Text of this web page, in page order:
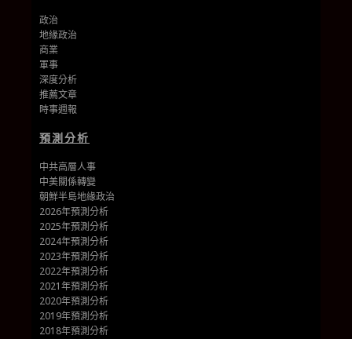
政治
地緣政治
商業
軍事
深度分析
推薦文章
時事週報
預測分析
中共高層人事
中美關係轉變
朝鮮半島地緣政治
2026年預測分析
2025年預測分析
2024年預測分析
2023年預測分析
2022年預測分析
2021年預測分析
2020年預測分析
2019年預測分析
2018年預測分析